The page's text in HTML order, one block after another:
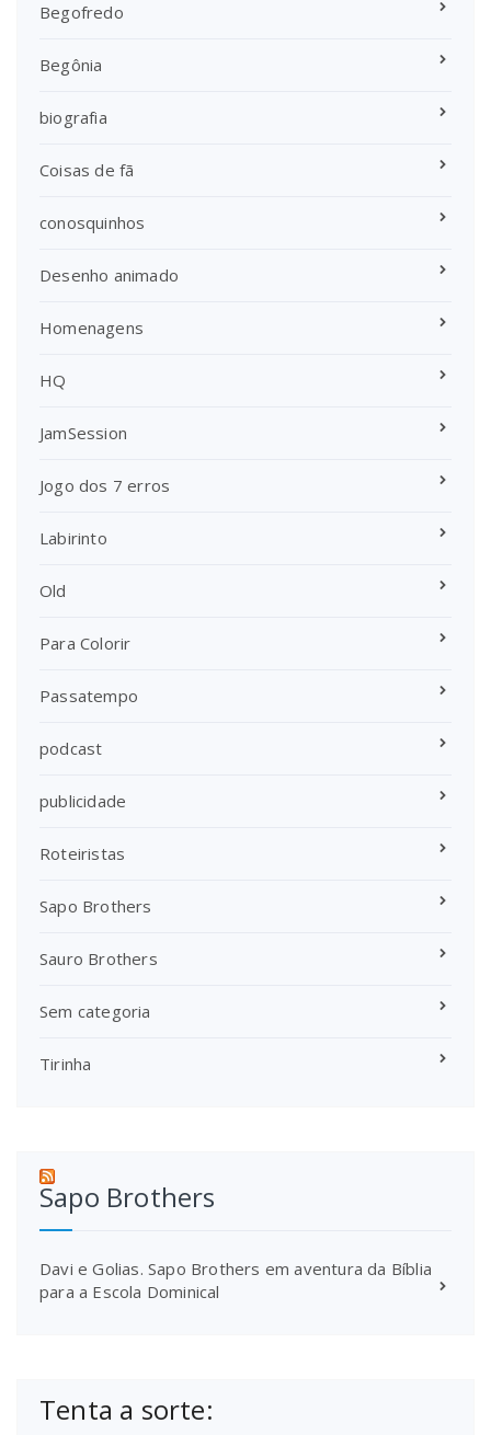
Begofredo
Begônia
biografia
Coisas de fã
conosquinhos
Desenho animado
Homenagens
HQ
JamSession
Jogo dos 7 erros
Labirinto
Old
Para Colorir
Passatempo
podcast
publicidade
Roteiristas
Sapo Brothers
Sauro Brothers
Sem categoria
Tirinha
Sapo Brothers
Davi e Golias. Sapo Brothers em aventura da Bíblia
para a Escola Dominical
Tenta a sorte: